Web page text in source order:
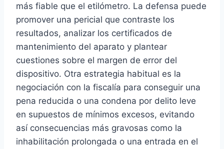
más fiable que el etilómetro. La defensa puede
promover una pericial que contraste los
resultados, analizar los certificados de
mantenimiento del aparato y plantear
cuestiones sobre el margen de error del
dispositivo. Otra estrategia habitual es la
negociación con la fiscalía para conseguir una
pena reducida o una condena por delito leve
en supuestos de mínimos excesos, evitando
así consecuencias más gravosas como la
inhabilitación prolongada o una entrada en el